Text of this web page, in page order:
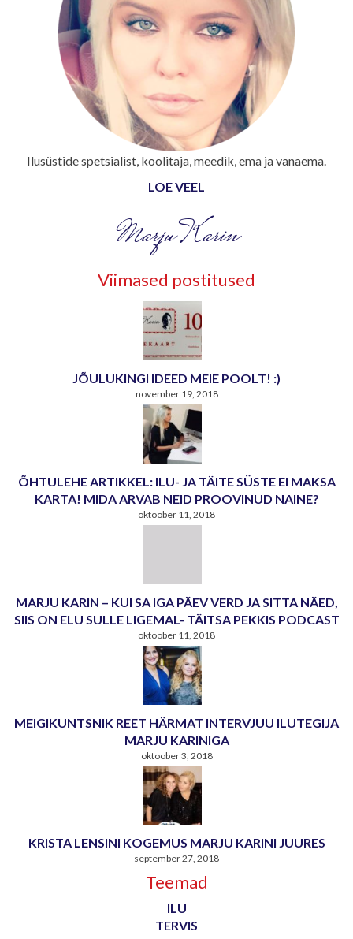
Ilusüstide spetsialist, koolitaja, meedik, ema ja vanaema.
LOE VEEL
Marju Karin
Viimased postitused
JÕULUKINGI IDEED MEIE POOLT! :)
november 19, 2018
ÕHTULEHE ARTIKKEL: ILU- JA TÄITE SÜSTE EI MAKSA
KARTA! MIDA ARVAB NEID PROOVINUD NAINE?
oktoober 11, 2018
MARJU KARIN – KUI SA IGA PÄEV VERD JA SITTA NÄED,
SIIS ON ELU SULLE LIGEMAL- TÄITSA PEKKIS PODCAST
oktoober 11, 2018
MEIGIKUNTSNIK REET HÄRMAT INTERVJUU ILUTEGIJA
MARJU KARINIGA
oktoober 3, 2018
KRISTA LENSINI KOGEMUS MARJU KARINI JUURES
september 27, 2018
Teemad
ILU
TERVIS